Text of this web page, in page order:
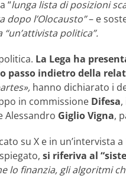
“lunga lista di posizioni
dopo l’Olocausto”– e
politica”.
La Lega ha
passo indietro della
hanno dichiarato i
in commissione Difesa
Alessandro Giglio Vigna,
su X e in un’intervista a
si riferiva al
lo finanzia, gli algoritmi